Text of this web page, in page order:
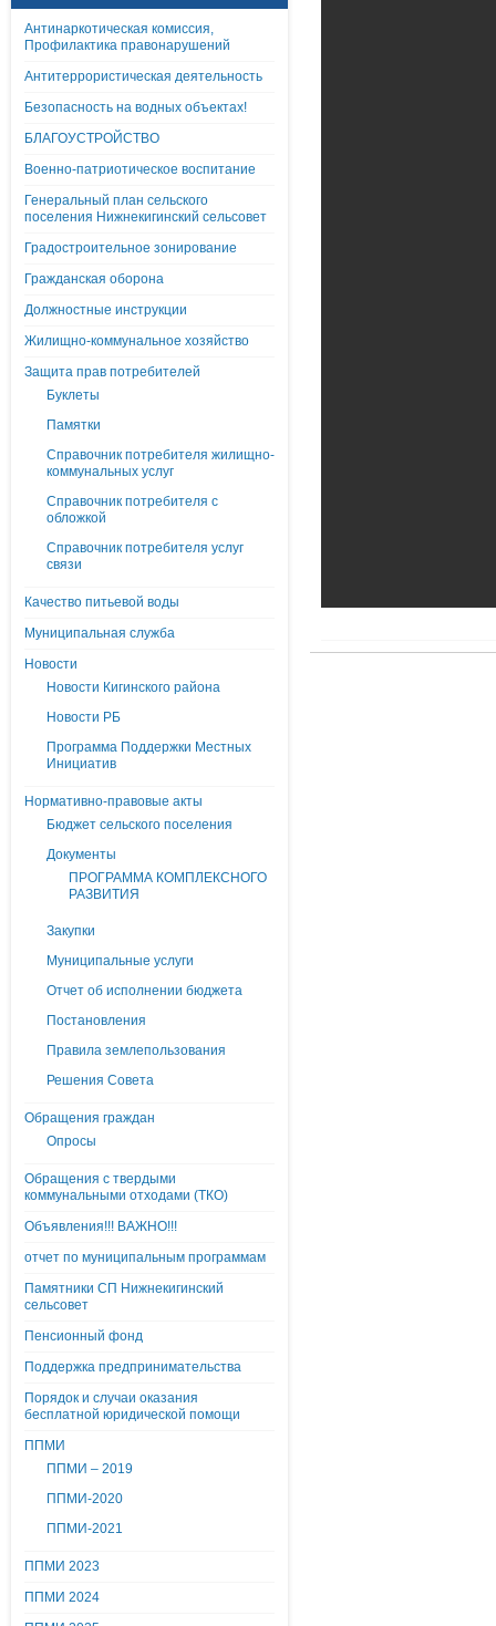
Антинаркотическая комиссия,
Профилактика правонарушений
Антитеррористическая деятельность
Безопасность на водных объектах!
БЛАГОУСТРОЙСТВО
Военно-патриотическое воспитание
Генеральный план сельского
поселения Нижнекигинский сельсовет
Градостроительное зонирование
Гражданская оборона
Должностные инструкции
Жилищно-коммунальное хозяйство
Защита прав потребителей
Буклеты
Памятки
Справочник потребителя жилищно-
коммунальных услуг
Справочник потребителя с
обложкой
Справочник потребителя услуг
связи
Качество питьевой воды
Муниципальная служба
Новости
Новости Кигинского района
Новости РБ
Программа Поддержки Местных
Инициатив
Нормативно-правовые акты
Бюджет сельского поселения
Документы
ПРОГРАММА КОМПЛЕКСНОГО
РАЗВИТИЯ
Закупки
Муниципальные услуги
Отчет об исполнении бюджета
Постановления
Правила землепользования
Решения Совета
Обращения граждан
Опросы
Обращения с твердыми
коммунальными отходами (ТКО)
Объявления!!! ВАЖНО!!!
отчет по муниципальным программам
Памятники СП Нижнекигинский
сельсовет
Пенсионный фонд
Поддержка предпринимательства
Порядок и случаи оказания
бесплатной юридической помощи
ППМИ
ППМИ – 2019
ППМИ-2020
ППМИ-2021
ППМИ 2023
ППМИ 2024